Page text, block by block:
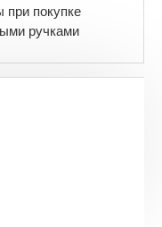
покупке
ручками